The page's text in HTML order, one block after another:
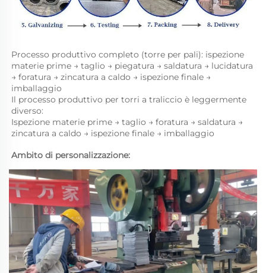
Processo produttivo completo (torre per pali): ispezione
materie prime → taglio → piegatura → saldatura → lucidatura
→ foratura → zincatura a caldo → ispezione finale →
imballaggio
Il processo produttivo per torri a traliccio è leggermente
diverso:
Ispezione materie prime → taglio → foratura → saldatura →
zincatura a caldo → ispezione finale → imballaggio
Ambito di personalizzazione: